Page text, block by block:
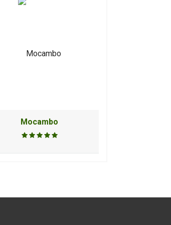
Mocambo